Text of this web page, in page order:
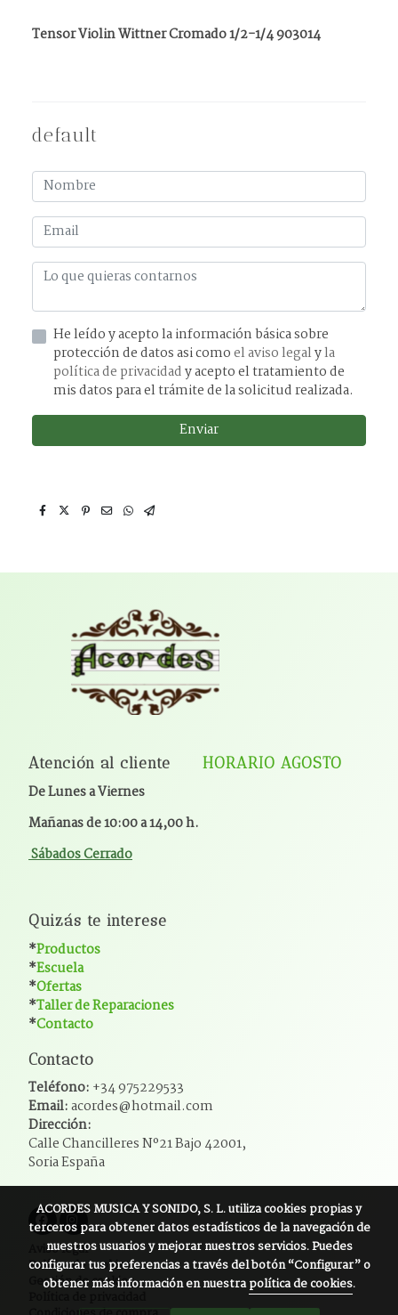
Tensor Violin Wittner Cromado 1/2-1/4 903014
default
He leído y acepto la información básica sobre
protección de datos asi comoel aviso legalyla
política de privacidady acepto el tratamiento de
mis datos para el trámite de la solicitud realizada.
Enviar
Atención al cliente HORARIO AGOSTO
De Lunes a Viernes
Mañanas de 10:00 a 14,00 h.
Sábados Cerrado
Quizás te interese
*Productos
*Escuela
*Ofertas
*Taller de Reparaciones
*Contacto
Contacto
Teléfono: +34 975229533
Email:acordes@hotmail.com
Dirección:
Calle Chancilleres Nº21 Bajo 42001,
Soria España
Aviso legal
Política de cookies
Gestión de cookies
ACORDES MUSICA Y SONIDO, S. L.utiliza cookies propias y
terceros para obtener datos estadísticos de la navegación de
nuestros usuarios y mejorar nuestros servicios. Puedes
configurar tus preferencias a través del botón “Configurar” o
obtener más información en nuestrapolítica de cookies.